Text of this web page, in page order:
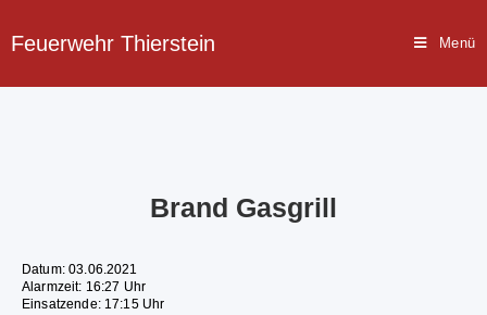
Feuerwehr Thierstein Menü
Brand Gasgrill
Datum: 03.06.2021
Alarmzeit: 16:27 Uhr
Einsatzende: 17:15 Uhr